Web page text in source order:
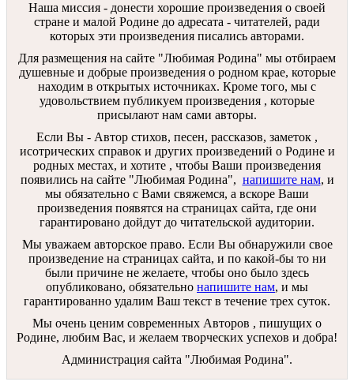
Наша миссия - донести хорошие произведения о своей
стране и малой Родине до адресата - читателей, ради
которых эти произведения писались авторами.
Для размещения на сайте "Любимая Родина" мы отбираем
душевные и добрые произведения о родном крае, которые
находим в открытых источниках. Кроме того, мы с
удовольствием публикуем произведения , которые
присылают нам сами авторы.
Если Вы - Автор стихов, песен, рассказов, заметок ,
исотрических справок и других произведений о Родине и
родных местах, и хотите , чтобы Ваши произведения
появились на сайте "Любимая Родина", напишите нам, и
мы обязательно с Вами свяжемся, а вскоре Ваши
произведения появятся на страницах сайта, где они
гарантировано дойдут до читательской аудитории.
Мы уважаем авторское право. Если Вы обнаружили свое
произведение на страницах сайта, и по какой-бы то ни
были причине не желаете, чтобы оно было здесь
опубликовано, обязательно напишите нам, и мы
гарантированно удалим Ваш текст в течение трех суток.
Мы очень ценим современных Авторов , пишущих о
Родине, любим Вас, и желаем творческих успехов и добра!
Администрация сайта "Любимая Родина".